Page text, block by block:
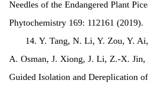
Needles of the Endangered Plant
Phytochemistry 169: 112161 (2019).
14. Y. Tang, N. Li, Y. Zou, Y.
A. Osman, J. Xiong, J. Li, Z.-X.
Guided Isolation and Dereplication